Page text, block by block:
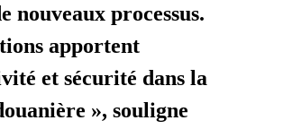
nouveaux processus.
apportent
et sécurité dans la
», souligne